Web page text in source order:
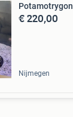
Potamotrygon
€ 220,00
Nijmegen